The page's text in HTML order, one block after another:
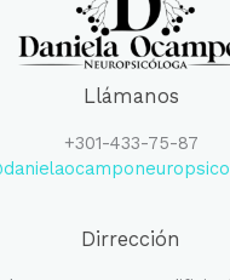
Llámanos
+301-433-75-87
Dirrección